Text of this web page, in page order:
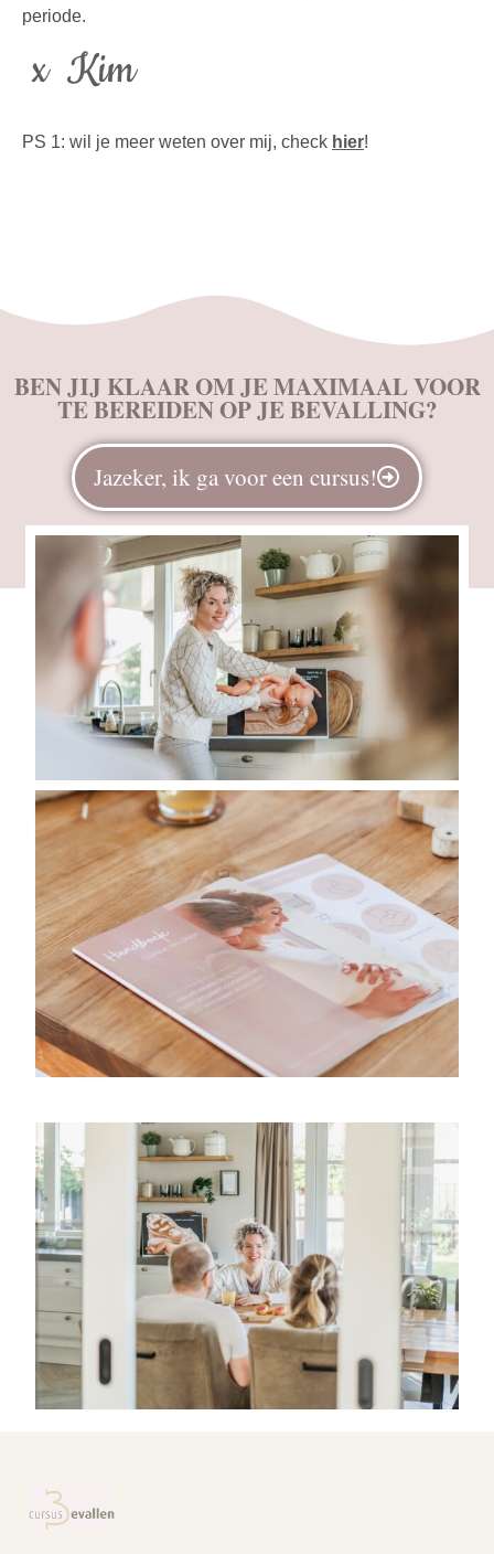
periode.
x Kim
PS 1: wil je meer weten over mij, check hier!
BEN JIJ KLAAR OM JE MAXIMAAL VOOR
TE BEREIDEN OP JE BEVALLING?
Jazeker, ik ga voor een cursus!